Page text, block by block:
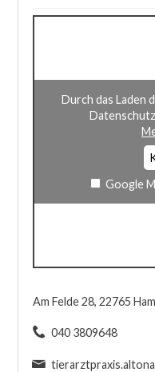
Durch das Laden
Google
Am Felde 28, 22765
040 3809648